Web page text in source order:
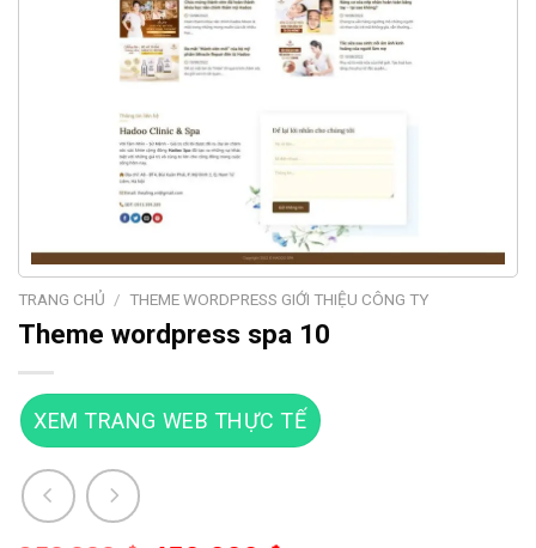
TRANG CHỦ / THEME WORDPRESS GIỚI THIỆU CÔNG TY
Theme wordpress spa 10
XEM TRANG WEB THỰC TẾ